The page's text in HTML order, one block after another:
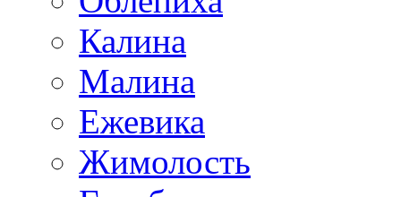
Калина
Малина
Ежевика
Жимолость